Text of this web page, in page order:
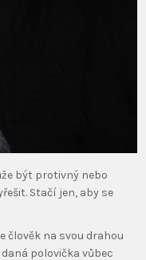
být protivný nebo
Stačí jen, aby se
člověk na svou drahou
polovička vůbec